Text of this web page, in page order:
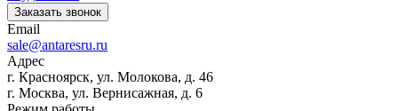
Заказать звонок
Email
sale@antaresru.ru
Адрес
г. Красноярск, ул. Молокова, д. 46
г. Москва, ул. Вернисажная, д. 6